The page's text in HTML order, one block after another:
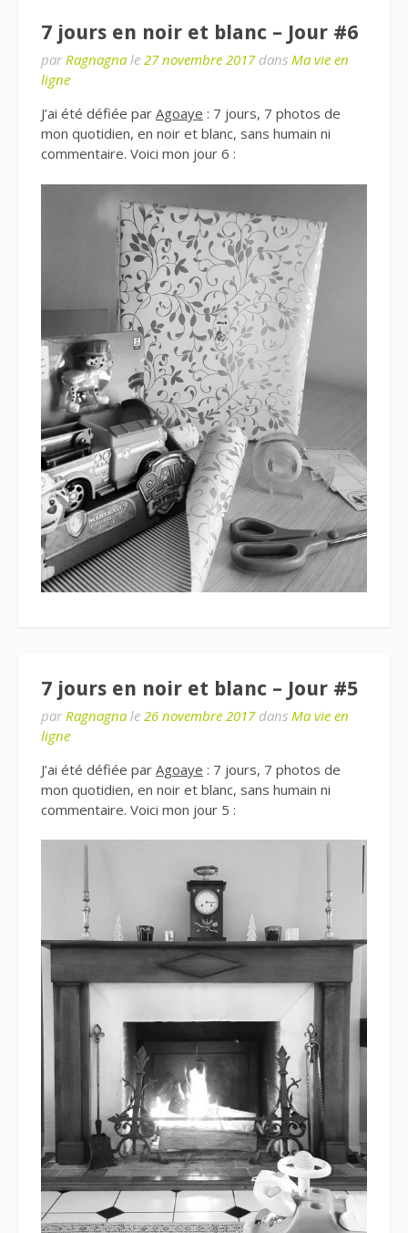
7 jours en noir et blanc – Jour #6
par Ragnagna le 27 novembre 2017dans Ma vie en
ligne
J’ai été défiée par Agoaye : 7 jours, 7 photos de
mon quotidien, en noir et blanc, sans humain ni
commentaire. Voici mon jour 6 :
7 jours en noir et blanc – Jour #5
par Ragnagna le 26 novembre 2017dans Ma vie en
ligne
J’ai été défiée par Agoaye : 7 jours, 7 photos de
mon quotidien, en noir et blanc, sans humain ni
commentaire. Voici mon jour 5 :